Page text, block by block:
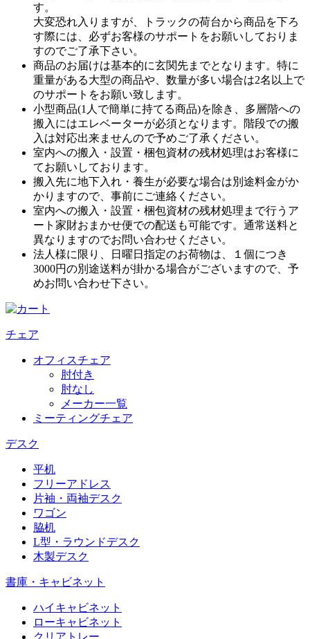
す。
大変恐れ入りますが、トラックの荷台から商品を下ろ
す際には、必ずお客様のサポートをお願いしておりま
すのでご了承下さい。
商品のお届けは基本的に玄関先までとなります。特に
重量がある大型の商品や、数量が多い場合は2名以上で
のサポートをお願い致します。
小型商品(1人で簡単に持てる商品)を除き、多層階への
搬入にはエレベーターが必須となります。階段での搬
入は対応出来ませんので予めご了承ください。
室内への搬入・設置・梱包資材の残材処理はお客様に
てお願いしております。
搬入先に地下入れ・養生が必要な場合は別途料金がか
かりますので、事前にご連絡ください。
室内への搬入・設置・梱包資材の残材処理まで行うア
ート家財おまかせ便での配送も可能です。通常送料と
異なりますのでお問い合わせください。
法人様に限り、日曜日指定のお荷物は、１個につき
3000円の別途送料が掛かる場合がございますので、予
めお問い合わせ下さい。
チェア
オフィスチェア
肘付き
肘なし
メーカー一覧
ミーティングチェア
デスク
平机
フリーアドレス
片袖・両袖デスク
ワゴン
脇机
L型・ラウンドデスク
木製デスク
書庫・キャビネット
ハイキャビネット
ローキャビネット
クリアトレー